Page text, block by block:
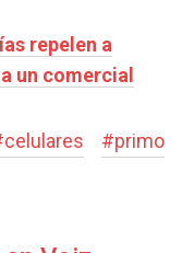
repelen a
un comercial
celulares #primo